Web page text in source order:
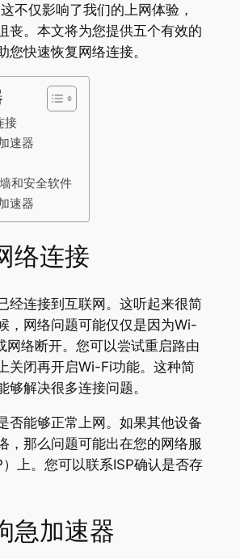
不仅影响了我们的上网体验，
丧。本文将为您提供五个有效的
您快速恢复网络连接。
接
速器
和安全软件
速器
络连接
经连接到互联网。这听起来很简
，网络问题可能仅仅是因为Wi-
网络断开。您可以尝试重启路由
关闭再开启Wi-Fi功能。这种简
够解决很多连接问题。
否能够正常上网。如果其他设备
，那么问题可能出在您的网络服
上。您可以联系ISP确认是否存
急加速器